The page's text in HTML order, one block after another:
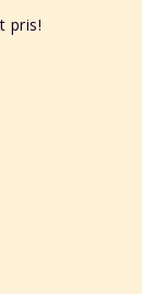
pris!